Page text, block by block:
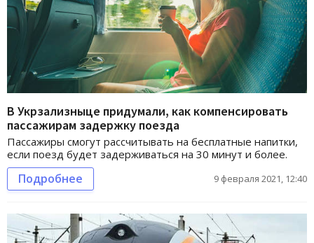
В Укрзализныце придумали, как компенсировать
пассажирам задержку поезда
Пассажиры смогут рассчитывать на бесплатные напитки,
если поезд будет задерживаться на 30 минут и более.
Подробнее 9 февраля 2021, 12:40